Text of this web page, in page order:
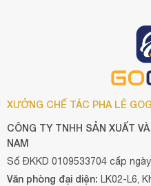
XƯỞNG CHẾ TÁC PHA LÊ
CÔNG TY TNHH SẢN XUẤT
NAM
Số ĐKKD 0109533704 cấp
Văn phòng đại diện: LK02-L6,